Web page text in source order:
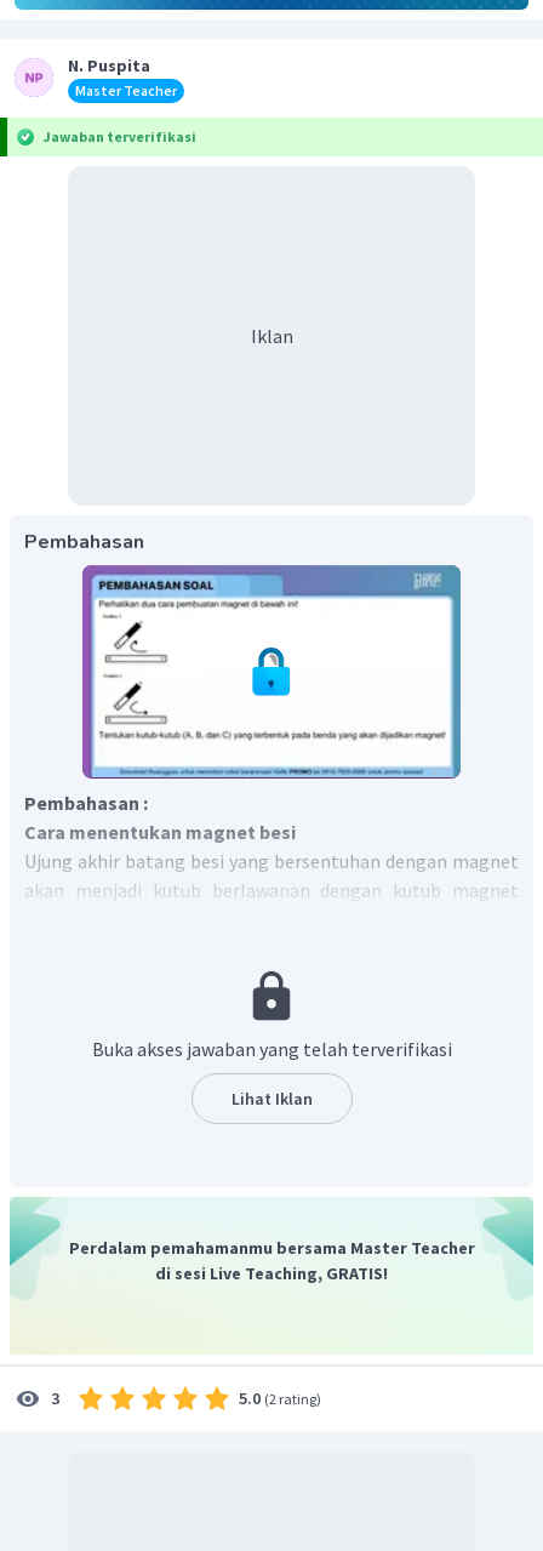
N. Puspita
Master Teacher
Jawaban terverifikasi
Iklan
Pembahasan
Pembahasan :
Cara menentukan magnet besi
Ujung akhir batang besi yang bersentuhan dengan magnet
akan menjadi kutub berlawanan dengan kutub magnet
Kutub C : Kutub Selatan
Kutub C : Kutub Selatan
Buka akses jawaban yang telah terverifikasi
Lihat Iklan
Perdalam pemahamanmu bersama Master Teacher
di sesi Live Teaching, GRATIS!
3 5.0 (2 rating)